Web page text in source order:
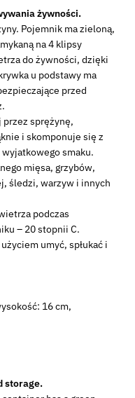
żywności.
Pojemnik ma zieloną,
na 4 klipsy
do żywności, dzięki
u podstawy ma
przed
przez sprężynę,
i skomponuje się z
smaku.
mięsa, grzybów,
śledzi, warzyw i innych
podczas
– 20 stopnii C.
umyć, spłukać i
16 cm,
storage.